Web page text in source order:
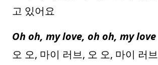
고 있어요
Oh oh, my love, oh oh, my love
오 오, 마이 러브, 오 오, 마이 러브